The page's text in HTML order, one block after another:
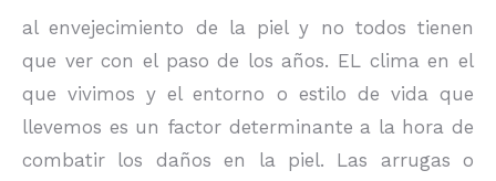
al envejecimiento de la piel y no todos tienen
que ver con el paso de los años. EL clima en el
que vivimos y el entorno o estilo de vida que
llevemos es un factor determinante a la hora de
combatir los daños en la piel. Las arrugas o